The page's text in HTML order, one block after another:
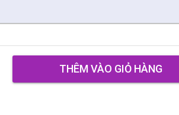
THÊM VÀO GIỎ HÀNG